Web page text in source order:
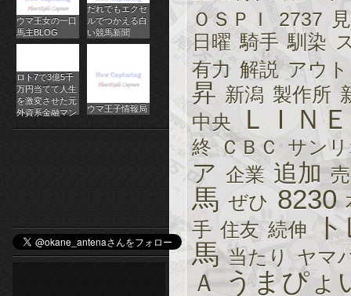
ス
ロ
オ
ン
ラ
イ
ン
カ
ジ
ノ
ウマ王女の一口
馬主BLOG
だれでもエクセ
ルでつかえる白
い競馬新聞
ロト7で3億5千
万円当てて人生
を激変させた元
外資系金融マン
ウマ王子情報局
ＯＳＰＩ 2737
日曜 騎手 馴染
有力 解説 アウト
昇 新潟 製作所
中央
ＬＩＮＥ
終 ＣＢＣ サン
ア 企業 追加
馬 ぜひ 8230
手 住友 続伸
馬 当たり ヤマ
Ａ うまぴょ